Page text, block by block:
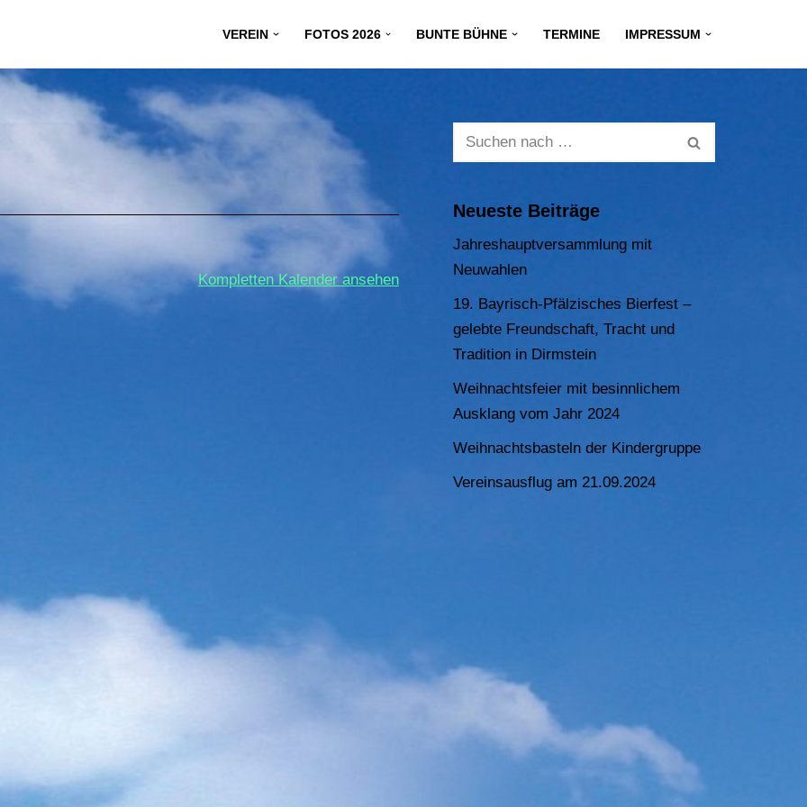
VEREIN FOTOS 2026 BUNTE BÜHNE TERMINE IMPRESSUM
Kompletten Kalender ansehen
Neueste Beiträge
Jahreshauptversammlung mit
Neuwahlen
19. Bayrisch-Pfälzisches Bierfest –
gelebte Freundschaft, Tracht und
Tradition in Dirmstein
Weihnachtsfeier mit besinnlichem
Ausklang vom Jahr 2024
Weihnachtsbasteln der Kindergruppe
Vereinsausflug am 21.09.2024